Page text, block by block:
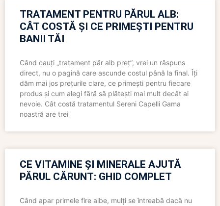
TRATAMENT PENTRU PĂRUL ALB:
CÂT COSTĂ ȘI CE PRIMEȘTI PENTRU
BANII TĂI
Când cauți „tratament păr alb preț”, vrei un răspuns
direct, nu o pagină care ascunde costul până la final. Îți
dăm mai jos prețurile clare, ce primești pentru fiecare
produs și cum alegi fără să plătești mai mult decât ai
nevoie. Cât costă tratamentul Sereni Capelli Gama
noastră are trei
CE VITAMINE ȘI MINERALE AJUTĂ
PĂRUL CĂRUNT: GHID COMPLET
Când apar primele fire albe, mulți se întreabă dacă nu